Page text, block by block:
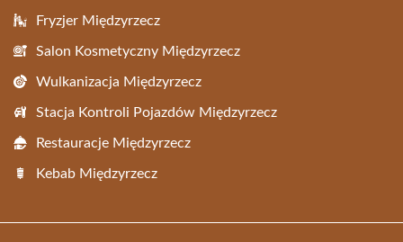
Fryzjer Międzyrzecz
Salon Kosmetyczny Międzyrzecz
Wulkanizacja Międzyrzecz
Stacja Kontroli Pojazdów Międzyrzecz
Restauracje Międzyrzecz
Kebab Międzyrzecz